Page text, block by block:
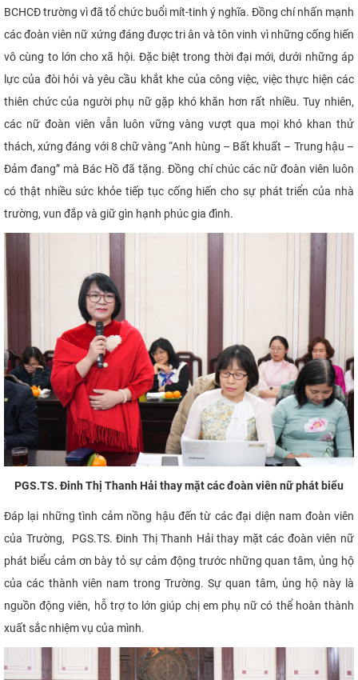
BCHCĐ trường vì đã tổ chức buổi mít-tinh ý nghĩa. Đồng chí nhấn mạnh
các đoàn viên nữ xứng đáng được tri ân và tôn vinh vì những cống hiến
vô cùng to lớn cho xã hội. Đặc biệt trong thời đại mới, dưới những áp
lực của đòi hỏi và yêu cầu khắt khe của công việc, việc thực hiện các
thiên chức của người phụ nữ gặp khó khăn hơn rất nhiều. Tuy nhiên,
các nữ đoàn viên vẫn luôn vững vàng vượt qua mọi khó khan thử
thách, xứng đáng với 8 chữ vàng “Anh hùng – Bất khuất – Trung hậu –
Đảm đang” mà Bác Hồ đã tặng. Đồng chí chúc các nữ đoàn viên luôn
có thật nhiều sức khỏe tiếp tục cống hiến cho sự phát triển của nhà
trường, vun đắp và giữ gìn hạnh phúc gia đình.
PGS.TS. Đinh Thị Thanh Hải thay mặt các đoàn viên nữ phát biểu
Đáp lại những tình cảm nồng hậu đến từ các đại diện nam đoàn viên
của Trường, PGS.TS. Đinh Thị Thanh Hải thay mặt các đoàn viên nữ
phát biểu cảm ơn bày tỏ sự cảm động trước những quan tâm, ủng hộ
của các thành viên nam trong Trường. Sự quan tâm, ủng hộ này là
nguồn động viên, hỗ trợ to lớn giúp chị em phụ nữ có thể hoàn thành
xuất sắc nhiệm vụ của mình.